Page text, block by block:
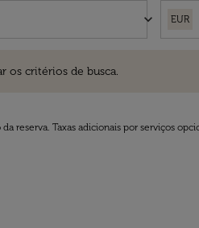
keyboard_arrow_down EUR
os critérios de busca.
reserva. Taxas adicionais por serviços